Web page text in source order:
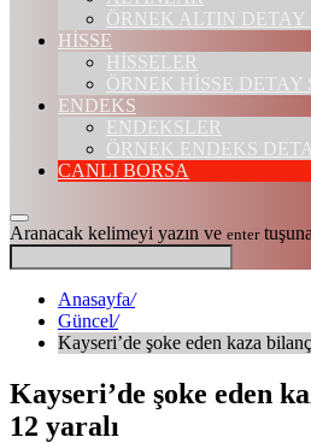
ÖRNEK ALTIN DETAY
HİSSE
HİSSELER
ÖRNEK HİSSE DETAY
ENDEKS
ENDEKSLER
ÖRNEK ENDEKS
CANLI BORSA
Aranacak kelimeyi yazın ve enter
Anasayfa/
Güncel/
Kayseri’de şoke eden kaza
Kayseri’de şoke eden
12 yaralı